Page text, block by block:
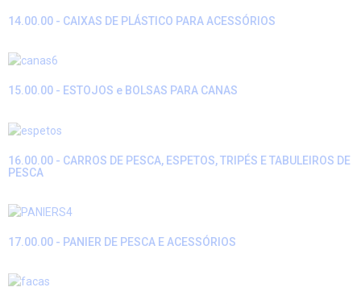
14.00.00 - CAIXAS DE PLÁSTICO PARA ACESSÓRIOS
15.00.00 - ESTOJOS e BOLSAS PARA CANAS
16.00.00 - CARROS DE PESCA, ESPETOS, TRIPÉS E TABULEIROS DE
PESCA
17.00.00 - PANIER DE PESCA E ACESSÓRIOS